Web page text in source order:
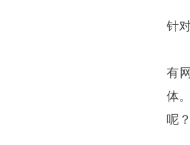
针
有
体
呢？